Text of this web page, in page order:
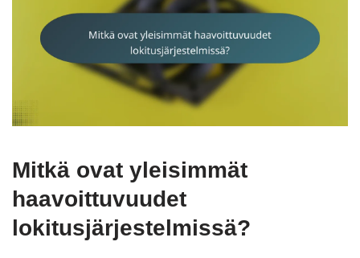
Mitkä ovat yleisimmät
haavoittuvuudet
lokitusjärjestelmissä?